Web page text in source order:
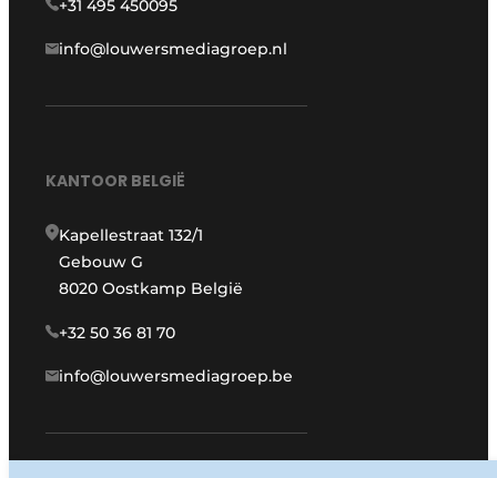
+31 495 450095
info@louwersmediagroep.nl
KANTOOR BELGIË
Kapellestraat 132/1
Gebouw G
8020 Oostkamp België
+32 50 36 81 70
info@louwersmediagroep.be